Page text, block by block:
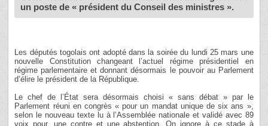
un poste de « président du Conseil des ministres ».
Les députés togolais ont adopté dans la soirée du lundi 25 mars une
nouvelle Constitution changeant l’actuel régime présidentiel en
régime parlementaire et donnant désormais le pouvoir au Parlement
d’élire le président de la République.
Le chef de l’État sera désormais choisi « sans débat » par le
Parlement réuni en congrès « pour un mandat unique de six ans »,
selon le nouveau texte lu à l’Assemblée nationale et validé avec 89
voix pour, une contre et une abstention. On ignore à ce stade à